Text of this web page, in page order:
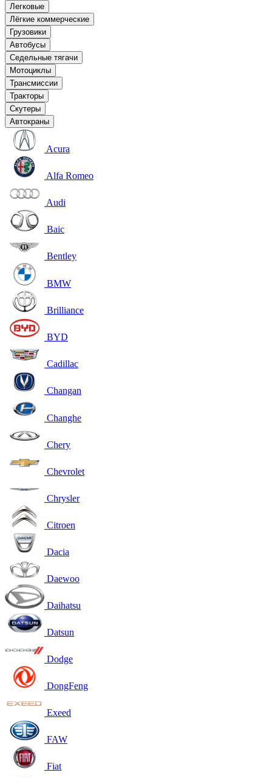
Легковые
Лёгкие коммерческие
Грузовики
Автобусы
Седельные тягачи
Мотоциклы
Трансмиссии
Тракторы
Скутеры
Автокраны
Acura
Alfa Romeo
Audi
Baic
Bentley
BMW
Brilliance
BYD
Cadillac
Changan
Changhe
Chery
Chevrolet
Chrysler
Citroen
Dacia
Daewoo
Daihatsu
Datsun
Dodge
DongFeng
Exeed
FAW
Fiat